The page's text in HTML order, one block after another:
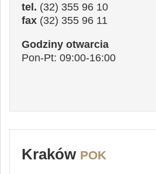
tel. (32) 355 96 10
fax (32) 355 96 11
Godziny otwarcia
Pon-Pt: 09:00-16:00
Kraków POK